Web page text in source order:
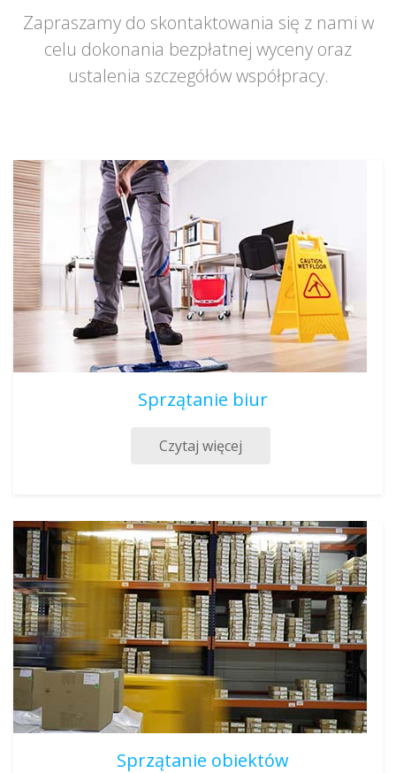
Zapraszamy do skontaktowania się z nami w
celu dokonania bezpłatnej wyceny oraz
ustalenia szczegółów współpracy.
Sprzątanie biur
Czytaj więcej
Sprzątanie obiektów